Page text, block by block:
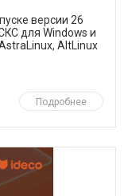
версии 26
для Windows и
AltLinux
Подробнее